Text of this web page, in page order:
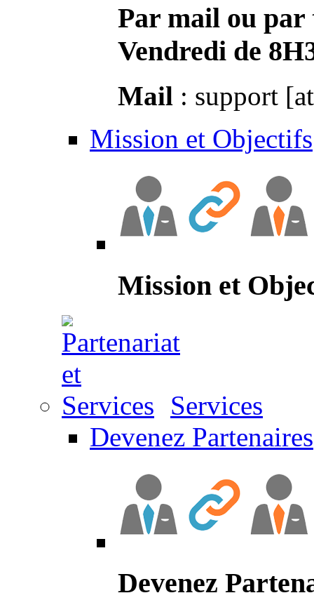
Par mail ou par
Vendredi de
Mail : support
Mission et Objectifs
Mission et
Services
Devenez Partenaires
Devenez